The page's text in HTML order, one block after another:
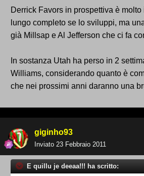
Derrick Favors in prospettiva è molto
lungo completo se lo sviluppi, ma
già Millsap e Al Jefferson che ci fa
In sostanza Utah ha perso in 2
Williams, considerando quanto è
che nei prossimi anni daranno una
giginho93
Inviato 23 Febbraio 2011
E quillu je deeaa!!! ha scritto: